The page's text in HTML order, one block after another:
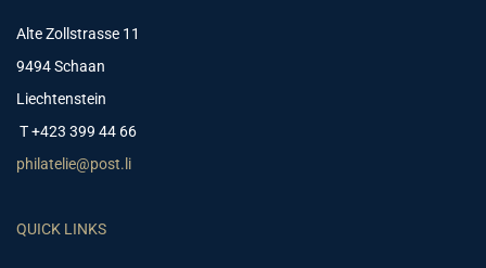
Alte Zollstrasse 11
9494 Schaan
Liechtenstein
T +423 399 44 66
philatelie@post.li
QUICK LINKS